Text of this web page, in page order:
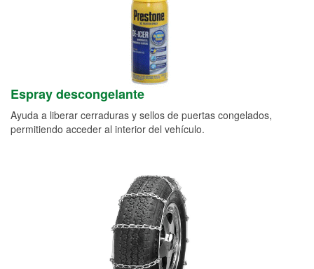
Espray descongelante
Ayuda a liberar cerraduras y sellos de puertas congelados,
permitiendo acceder al interior del vehículo.